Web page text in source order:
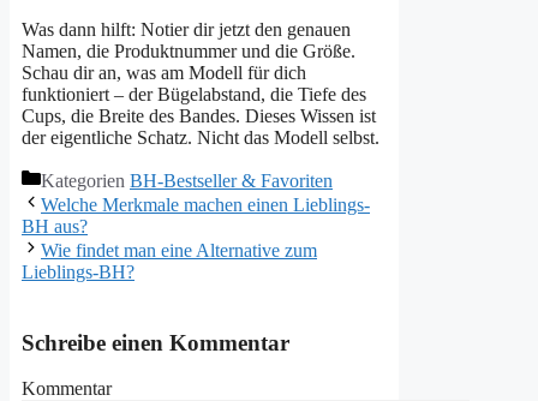
Was dann hilft: Notier dir jetzt den genauen
Namen, die Produktnummer und die Größe.
Schau dir an, was am Modell für dich
funktioniert – der Bügelabstand, die Tiefe des
Cups, die Breite des Bandes. Dieses Wissen ist
der eigentliche Schatz. Nicht das Modell selbst.
Kategorien BH-Bestseller & Favoriten
Welche Merkmale machen einen Lieblings-
BH aus?
Wie findet man eine Alternative zum
Lieblings-BH?
Schreibe einen Kommentar
Kommentar